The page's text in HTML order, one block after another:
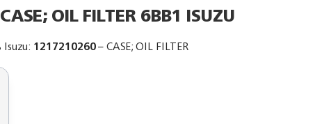
OIL FILTER 6BB1 ISUZU
1217210260– CASE; OIL FILTER